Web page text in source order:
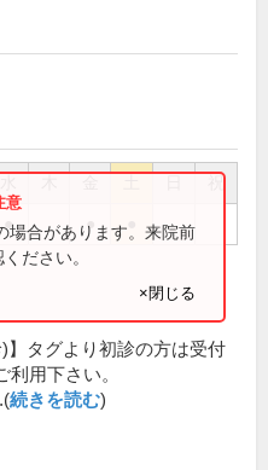
祝
● ●
場合があります。来院前
ださい。
×閉じる
)】タグより初診の方は受付
用下さい。
続きを読む)